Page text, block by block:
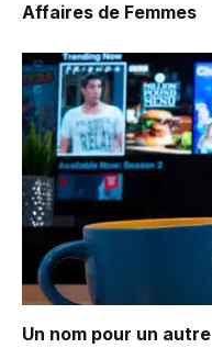
Affaires de Femmes
Un nom pour un autre